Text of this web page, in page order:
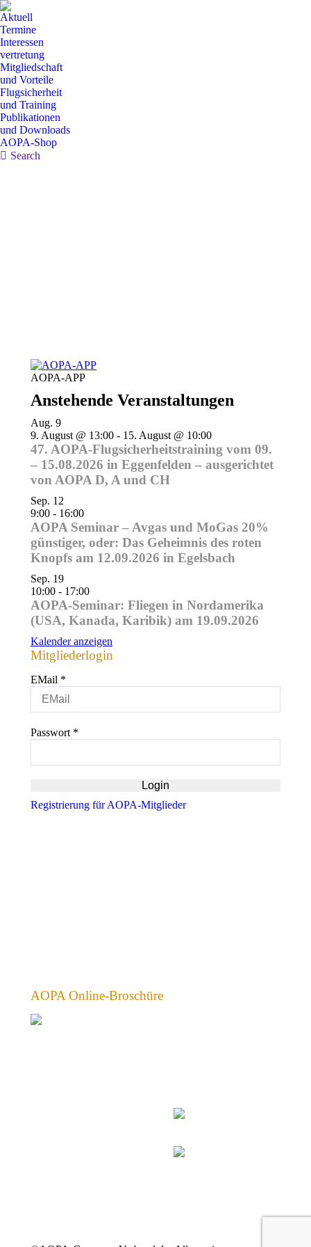
Aktuell
Termine
Interessen
vertretung
Mitgliedschaft
und Vorteile
Flugsicherheit
und Training
Publikationen
und Downloads
AOPA-Shop
Search:
Search
AOPA-APP
Anstehende Veranstaltungen
Aug. 9
9. August @ 13:00 - 15. August @ 10:00
47. AOPA-Flugsicherheitstraining vom 09.
– 15.08.2026 in Eggenfelden – ausgerichtet
von AOPA D, A und CH
Sep. 12
9:00 - 16:00
AOPA Seminar – Avgas und MoGas 20%
günstiger, oder: Das Geheimnis des roten
Knopfs am 12.09.2026 in Egelsbach
Sep. 19
10:00 - 17:00
AOPA-Seminar: Fliegen in Nordamerika
(USA, Kanada, Karibik) am 19.09.2026
Kalender anzeigen
Mitgliederlogin
EMail *
Passwort *
Registrierung für AOPA-Mitglieder
AOPA Online-Broschüre